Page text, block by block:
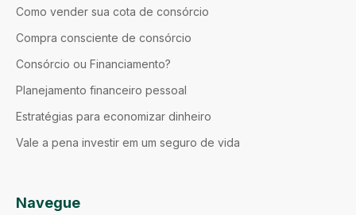
Como vender sua cota de consórcio
Compra consciente de consórcio
Consórcio ou Financiamento?
Planejamento financeiro pessoal
Estratégias para economizar dinheiro
Vale a pena investir em um seguro de vida
Navegue